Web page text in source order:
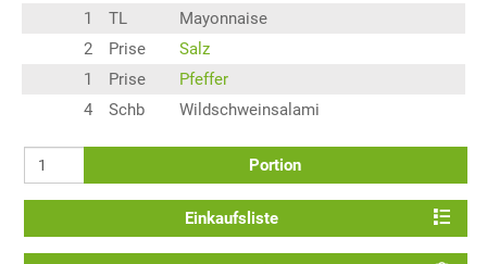
1
TL
Mayonnaise
2
Prise
Salz
1
Prise
Pfeffer
4
Schb Wildschweinsalami
Portion
Einkaufsliste